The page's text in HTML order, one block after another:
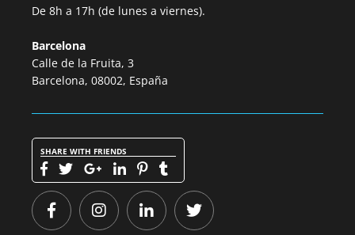
De 8h a 17h (de lunes a viernes).
Barcelona
Calle de la Fruita, 3
Barcelona, 08002, España
SHARE WITH FRIENDS